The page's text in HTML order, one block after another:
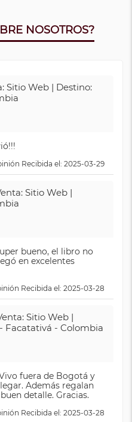
NOSOTROS?
Sitio Web | Destino:
Recibida el: 2025-03-29
Sitio Web |
bueno, el libro no
en excelentes
Recibida el: 2025-03-28
Sitio Web |
Facatativá - Colombia
fuera de Bogotá y
Además regalan
detalle. Gracias.
Recibida el: 2025-03-28